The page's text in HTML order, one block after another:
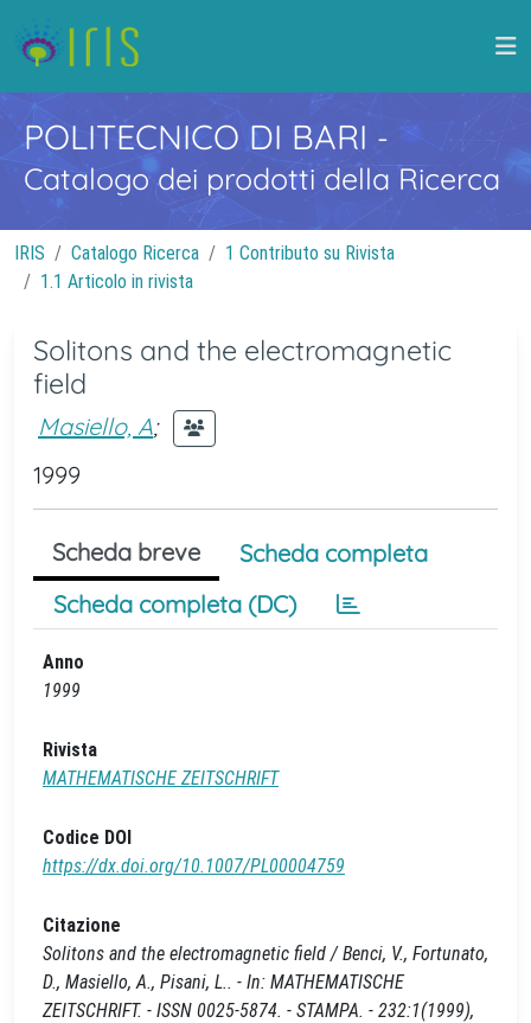
POLITECNICO DI BARI -
Catalogo dei prodotti della Ricerca
IRIS Catalogo Ricerca
1 Contributo su Rivista
1.1 Articolo in rivista
Solitons and the electromagnetic
field
Masiello, A;
1999
Scheda breve
Scheda completa
Scheda completa (DC)
Anno
1999
Rivista
MATHEMATISCHE ZEITSCHRIFT
Codice DOI
https://dx.doi.org/10.1007/PL00004759
Citazione
Solitons and the electromagnetic field / Benci, V., Fortunato,
D., Masiello, A., Pisani, L.. - In: MATHEMATISCHE
ZEITSCHRIFT. - ISSN 0025-5874. - STAMPA. - 232:1(1999),